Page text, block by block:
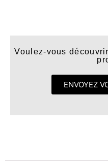
Voulez-vous
ENVOYEZ